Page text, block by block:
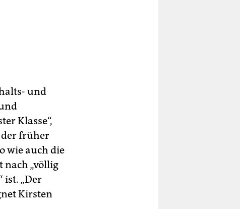
und
Klasse“,
der früher
wie auch die
nach „völlig
ist. „Der
Kirsten